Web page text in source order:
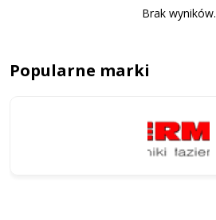
Brak wyników.
Popularne marki